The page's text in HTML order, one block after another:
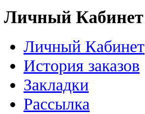
Личный Кабинет
Личный Кабинет
История заказов
Закладки
Рассылка